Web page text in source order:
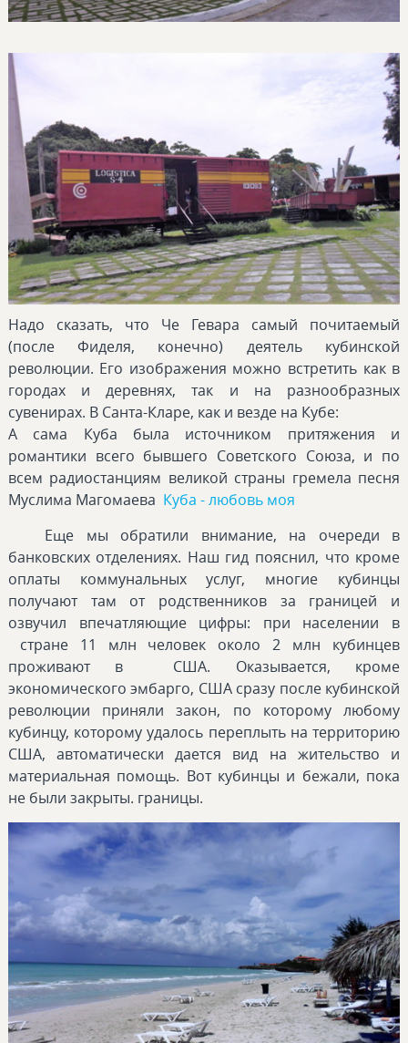
Надо сказать, что Че Гевара самый почитаемый
(после Фиделя, конечно) деятель кубинской
революции. Его изображения можно встретить как в
городах и деревнях, так и на разнообразных
сувенирах. В Санта-Кларе, как и везде на Кубе:
А сама Куба была источником притяжения и
романтики всего бывшего Советского Союза, и по
всем радиостанциям великой страны гремела песня
Муслима Магомаева Куба - любовь моя
Еще мы обратили внимание, на очереди в
банковских отделениях. Наш гид пояснил, что кроме
оплаты коммунальных услуг, многие кубинцы
получают там от родственников за границей и
озвучил впечатляющие цифры: при населении в
стране 11 млн человек около 2 млн кубинцев
проживают в США. Оказывается, кроме
экономического эмбарго, США сразу после кубинской
революции приняли закон, по которому любому
кубинцу, которому удалось переплыть на территорию
США, автоматически дается вид на жительство и
материальная помощь. Вот кубинцы и бежали, пока
не были закрыты. границы.